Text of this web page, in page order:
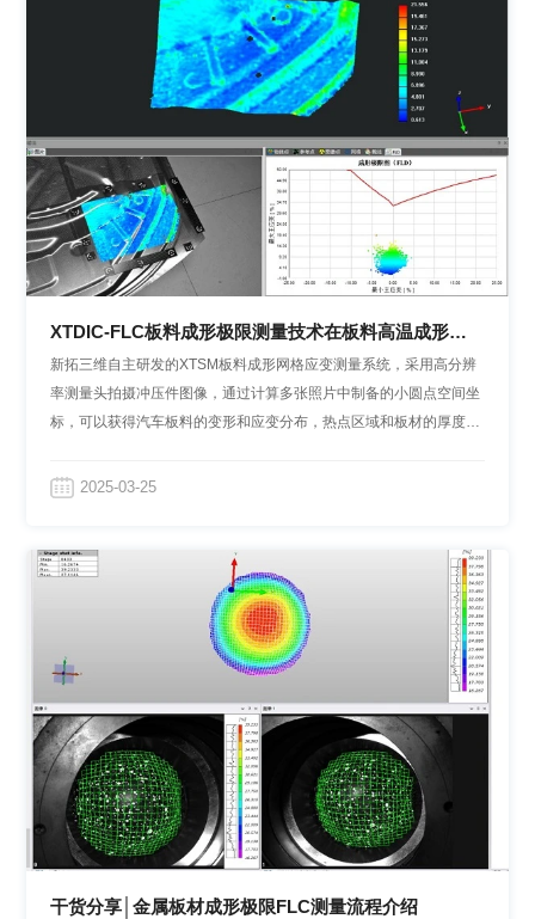
XTDIC-FLC板料成形极限测量技术在板料高温成形试
验中应用
新拓三维自主研发的XTSM板料成形网格应变测量系统，采用高分辨
率测量头拍摄冲压件图像，通过计算多张照片中制备的小圆点空间坐
标，可以获得汽车板料的变形和应变分布，热点区域和板材的厚度变
2025-03-25
干货分享│金属板材成形极限FLC测量流程介绍